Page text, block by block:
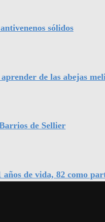
sólidos
de las abejas
de Sellier
años de vida, 82 como